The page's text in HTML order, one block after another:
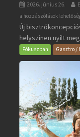
2026. június 26.
Today
Bistro
&
Bar
bejegyzéshez
a hozzászólások
Új
helyszínen nyílt
Fókuszban Gasztro /